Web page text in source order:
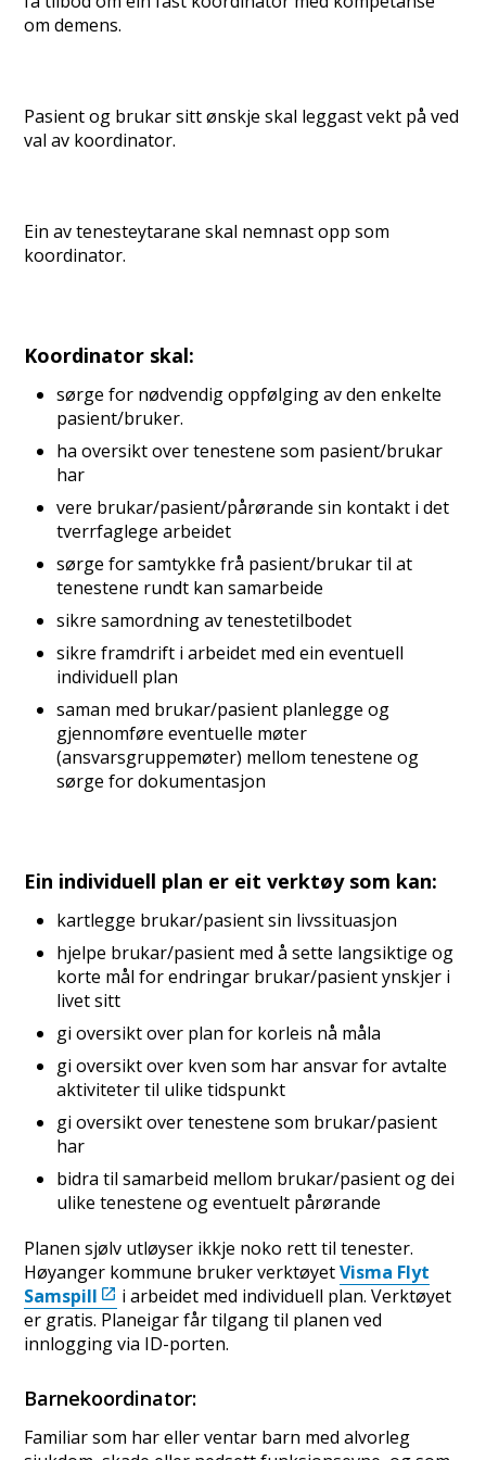
om demens.
Pasient og brukar sitt ønskje skal leggast vekt på ved
val av koordinator.
Ein av tenesteytarane skal nemnast opp som
koordinator.
Koordinator skal:
sørge for nødvendig oppfølging av den enkelte
pasient/bruker.
ha oversikt over tenestene som pasient/brukar
har
vere brukar/pasient/pårørande sin kontakt i det
tverrfaglege arbeidet
sørge for samtykke frå pasient/brukar til at
tenestene rundt kan samarbeide
sikre samordning av tenestetilbodet
sikre framdrift i arbeidet med ein eventuell
individuell plan
saman med brukar/pasient planlegge og
gjennomføre eventuelle møter
(ansvarsgruppemøter) mellom tenestene og
sørge for dokumentasjon
Ein individuell plan er eit verktøy som kan:
kartlegge brukar/pasient sin livssituasjon
hjelpe brukar/pasient med å sette langsiktige og
korte mål for endringar brukar/pasient ynskjer i
livet sitt
gi oversikt over plan for korleis nå måla
gi oversikt over kven som har ansvar for avtalte
aktiviteter til ulike tidspunkt
gi oversikt over tenestene som brukar/pasient
har
bidra til samarbeid mellom brukar/pasient og dei
ulike tenestene og eventuelt pårørande
Planen sjølv utløyser ikkje noko rett til tenester.
Høyanger kommune bruker verktøyetVisma Flyt
Samspill
i arbeidet med individuell plan. Verktøyet
er gratis. Planeigar får tilgang til planen ved
innlogging via ID-porten.
Barnekoordinator:
Familiar som har eller ventar barn med alvorleg